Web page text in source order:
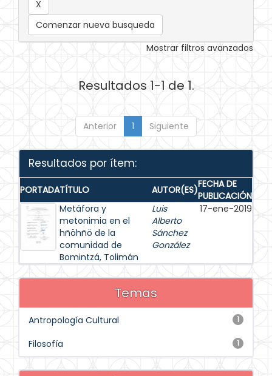
Comenzar nueva busqueda
Mostrar filtros avanzados
Resultados 1-1 de 1.
Anterior 1 Siguiente
Resultados por ítem:
PORTADATÍTULO AUTOR(ES)FECHA DE
PUBLICACIÓN
Metáfora y
metonimia en el
hñöhñö de la
comunidad de
Bomintzá, Tolimán
Luis
Alberto
Sánchez
González
17-ene-2019
Temas
1
Antropología Cultural
1
Filosofía